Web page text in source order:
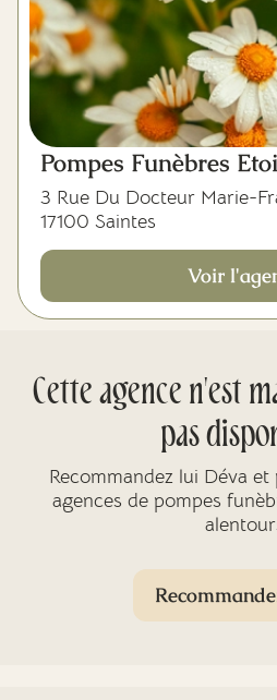
Pompes Funèbres
3 Rue Du Docteur Marie-
17100 Saintes
Voir
Cette agence n'est
pas
Recommandez lui Déva
agences de pompes